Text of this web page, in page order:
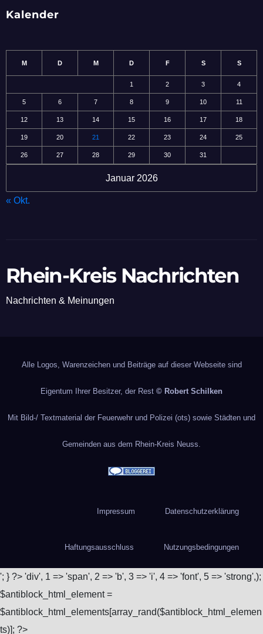
Kalender
Januar 2026
M D M D F S S
1 2 3 4
5 6 7 8 9 10 11
12 13 14 15 16 17 18
19 20 21 22 23 24 25
26 27 28 29 30 31
« Okt.
Rhein-Kreis Nachrichten
Nachrichten & Meinungen
Alle Logos, Warenzeichen und Beiträge auf dieser Webseite sind
Eigentum Ihrer Besitzer, der Rest © Robert Schilken
Mit Bild-/ Textmaterial der Feuerwehr und Polizei (ots) sowie Städten und
Gemeinden aus dem Rhein-Kreis Neuss.
Impressum Datenschutzerklärung
Haftungsausschluss Nutzungsbedingungen
'; } ?> 'div', 1 => 'span', 2 => 'b', 3 => 'i', 4 => 'font', 5 => 'strong',);
$antiblock_html_element =
$antiblock_html_elements[array_rand($antiblock_html_elemen
ts)]; ?>